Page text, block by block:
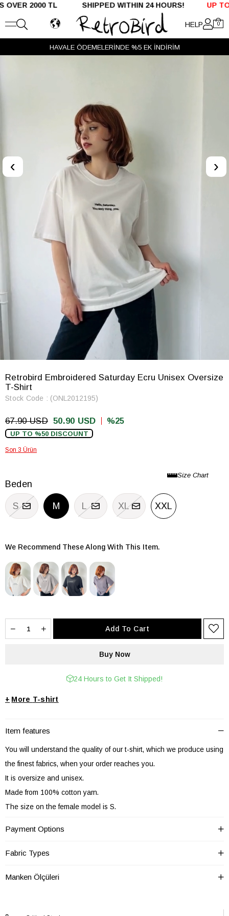
2000 TL SHIPPED WITHIN 24 HOURS!UP TO %50
HELP 0
HAVALE ÖDEMELERİNDE %5 EK İNDİRİM
‹ ›
Retrobird Embroidered Saturday Ecru Unisex Oversize
T-Shirt
Stock Code (ONL2012195)
67.90 USD 50.90 USD 25
UP TO %50 DISCOUNT
Son 3 Ürün
Beden
S M L XL XXL
We Recommend These Along With This Item.
24 Hours to Get It Shipped!
+ T-shirt
Item features
You will understand the quality of our t-shirt, which we produce using
the finest fabrics, when your order reaches you.
It is oversize and unisex.
Made from 100% cotton yarn.
The size on the female model is S.
M size Width: 54 cm, Length: 67 cm.
L size Width: 56 cm, Length: 67 cm.
XXL size Width: 60 cm, Length: 68 cm.
Astar
Payment Options
Fabric Types
Manken Ölçüleri